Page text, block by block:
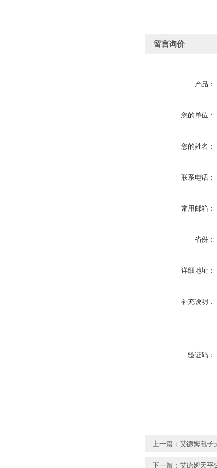
留言询价
产品：
您的单位：
您的姓名：
联系电话：
常用邮箱：
省份：
详细地址：
补充说明：
验证码：
上一篇： 艾德姆电子
下一篇： 艾德姆天平